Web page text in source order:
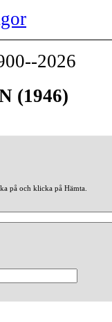
2026
(1946)
på och klicka på Hämta.